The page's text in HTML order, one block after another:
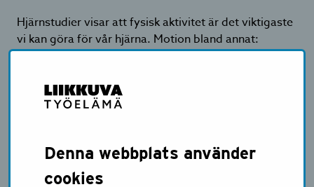
Denna webbplats använder
cookies
Hjärnstudier visar att fysisk aktivitet är det viktigaste
vi kan göra för vår hjärna. Motion bland annat:
syre och näringsämnen att använda. ger pauser i
sittandet och hjälper till att hålla hjärnan pigg även
effektiverar förmågan att hantera information,
såsom uppmärksamhet och minne samt